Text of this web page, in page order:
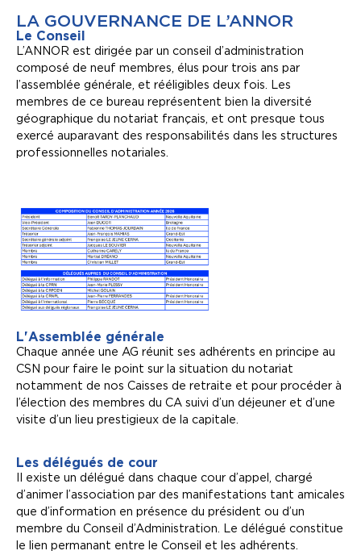
LA GOUVERNANCE DE L’ANNOR
Le Conseil
L’ANNOR est dirigée par un conseil d’administration
composé de neuf membres, élus pour trois ans par
l’assemblée générale, et rééligibles deux fois. Les
membres de ce bureau représentent bien la diversité
géographique du notariat français, et ont presque tous
exercé auparavant des responsabilités dans les structures
professionnelles notariales.
L'Assemblée générale
Chaque année une AG réunit ses adhérents en principe au
CSN pour faire le point sur la situation du notariat
notamment de nos Caisses de retraite et pour procéder à
l’élection des membres du CA suivi d’un déjeuner et d’une
visite d’un lieu prestigieux de la capitale.
Les délégués de cour
Il existe un délégué dans chaque cour d’appel, chargé
d’animer l’association par des manifestations tant amicales
que d’information en présence du président ou d’un
membre du Conseil d’Administration. Le délégué constitue
le lien permanant entre le Conseil et les adhérents.